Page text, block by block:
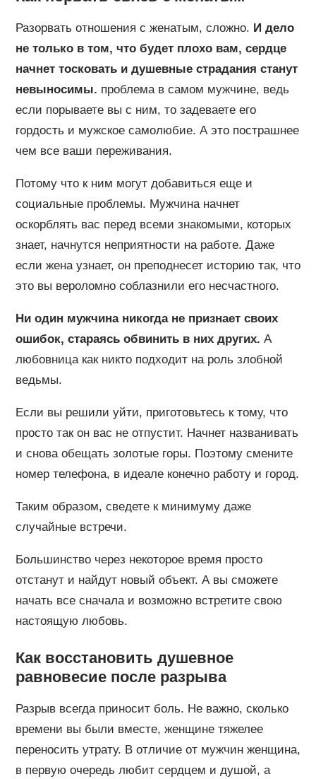
Разорвать отношения с женатым, сложно. И дело
не только в том, что будет плохо вам, сердце
начнет тосковать и душевные страдания станут
невыносимы. проблема в самом мужчине, ведь
если порываете вы с ним, то задеваете его
гордость и мужское самолюбие. А это пострашнее
чем все ваши переживания.
Потому что к ним могут добавиться еще и
социальные проблемы. Мужчина начнет
оскорблять вас перед всеми знакомыми, которых
знает, начнутся неприятности на работе. Даже
если жена узнает, он преподнесет историю так, что
это вы вероломно соблазнили его несчастного.
Ни один мужчина никогда не признает своих
ошибок, стараясь обвинить в них других. А
любовница как никто подходит на роль злобной
ведьмы.
Если вы решили уйти, приготовьтесь к тому, что
просто так он вас не отпустит. Начнет названивать
и снова обещать золотые горы. Поэтому смените
номер телефона, в идеале конечно работу и город.
Таким образом, сведете к минимуму даже
случайные встречи.
Большинство через некоторое время просто
отстанут и найдут новый объект. А вы сможете
начать все сначала и возможно встретите свою
настоящую любовь.
Как восстановить душевное
равновесие после разрыва
Разрыв всегда приносит боль. Не важно, сколько
времени вы были вместе, женщине тяжелее
переносить утрату. В отличие от мужчин женщина,
в первую очередь любит сердцем и душой, а